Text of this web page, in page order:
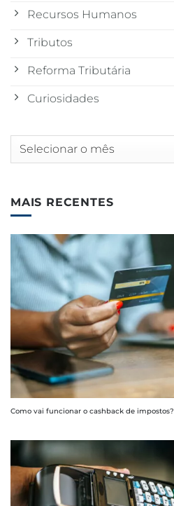
Recursos Humanos
Tributos
Reforma Tributária
Curiosidades
Arquivos
MAIS RECENTES
Como vai funcionar o cashback de impostos?